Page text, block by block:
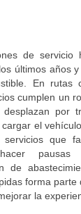
de servicio
últimos años
En rutas
cumplen un
por
el
servicios que
pausas
de
forma parte
la